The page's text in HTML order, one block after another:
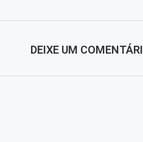
DEIXE UM